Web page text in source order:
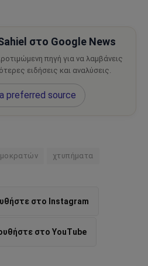
στο Google News
πηγή για να λαμβάνεις
ειδήσεις και αναλύσεις.
preferred source
χτυπήματα
στο Instagram
στο YouTube